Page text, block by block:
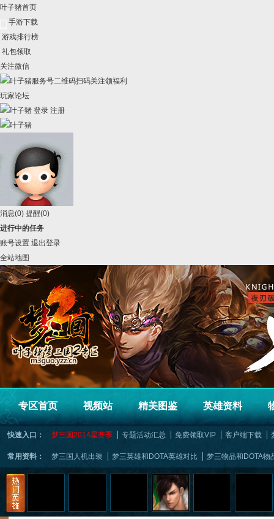
叶子猪首页
手游下载
游戏排行榜
礼包领取
关注微信
扫码关注领福利
玩家论坛
登录 注册
消息(0) 提醒(0)
进行中的任务
账号设置 退出登录
全站地图
专区首页 视频站 精美图鉴 英雄资料
快速入口： 梦三国2014星赛季 专题活动汇总 免费领取VIP 客户端下载
常用资料： 梦三国人机出装 梦三英雄和DOTA英雄对比 梦三物品和DOTA物